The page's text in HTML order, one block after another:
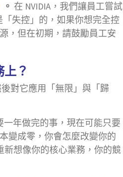
。 在 NVIDIA，我們讓員工嘗試
「失控」的，如果你想完全控
，但在初期，請鼓勵員工安
？
對它應用「無限」與「歸
年做完的事，現在可能只要
變成零，你會怎麼改變你的
新想像你的核心業務，你的競